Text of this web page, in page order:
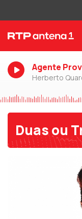
Agente
Herberto
Duas ou